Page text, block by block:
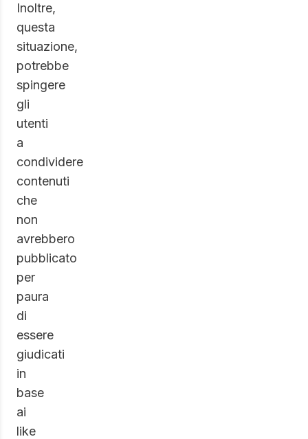
Inoltre,
questa
situazione,
potrebbe
spingere
gli
utenti
a
condividere
contenuti
che
non
avrebbero
pubblicato
per
paura
di
essere
giudicati
in
base
ai
like